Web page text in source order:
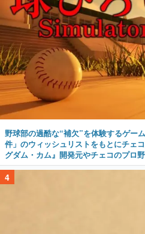
野球部の過酷な“補欠”を体験するゲー
件」のウィッシュリストをもとにチェ
グダム・カム』開発元やチェコのプロ
4